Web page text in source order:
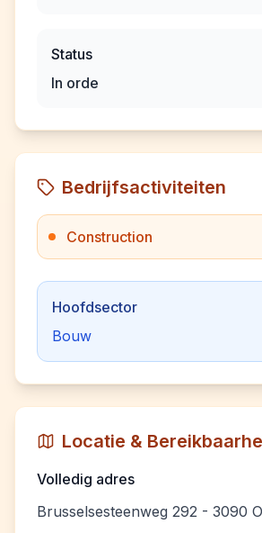
Status
In orde
Bedrijfsactiviteiten
Construction
Hoofdsector
Bouw
Locatie &
Volledig adres
Brusselsesteenweg 292 - 3090